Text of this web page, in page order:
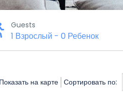
Guests
1 Взрослый - 0 Ребенок
Показать на карте Сортировать по: